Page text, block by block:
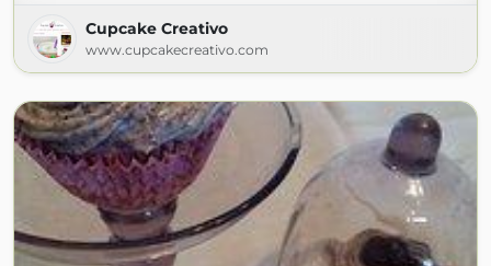
Cupcake Creativo
www.cupcakecreativo.com